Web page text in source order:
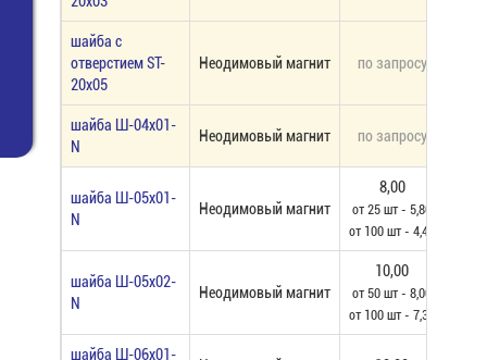
шайба с
отверстием ST-
20х05
Неодимовый магнит по запросу
шайба Ш-04х01-
N
Неодимовый магнит по запросу
шайба Ш-05х01-
N
Неодимовый магнит
8,00
от 25 шт - 5,80
от 100 шт - 4,40
шайба Ш-05х02-
N
Неодимовый магнит
10,00
от 50 шт - 8,00
от 100 шт - 7,30
шайба Ш-06х01-